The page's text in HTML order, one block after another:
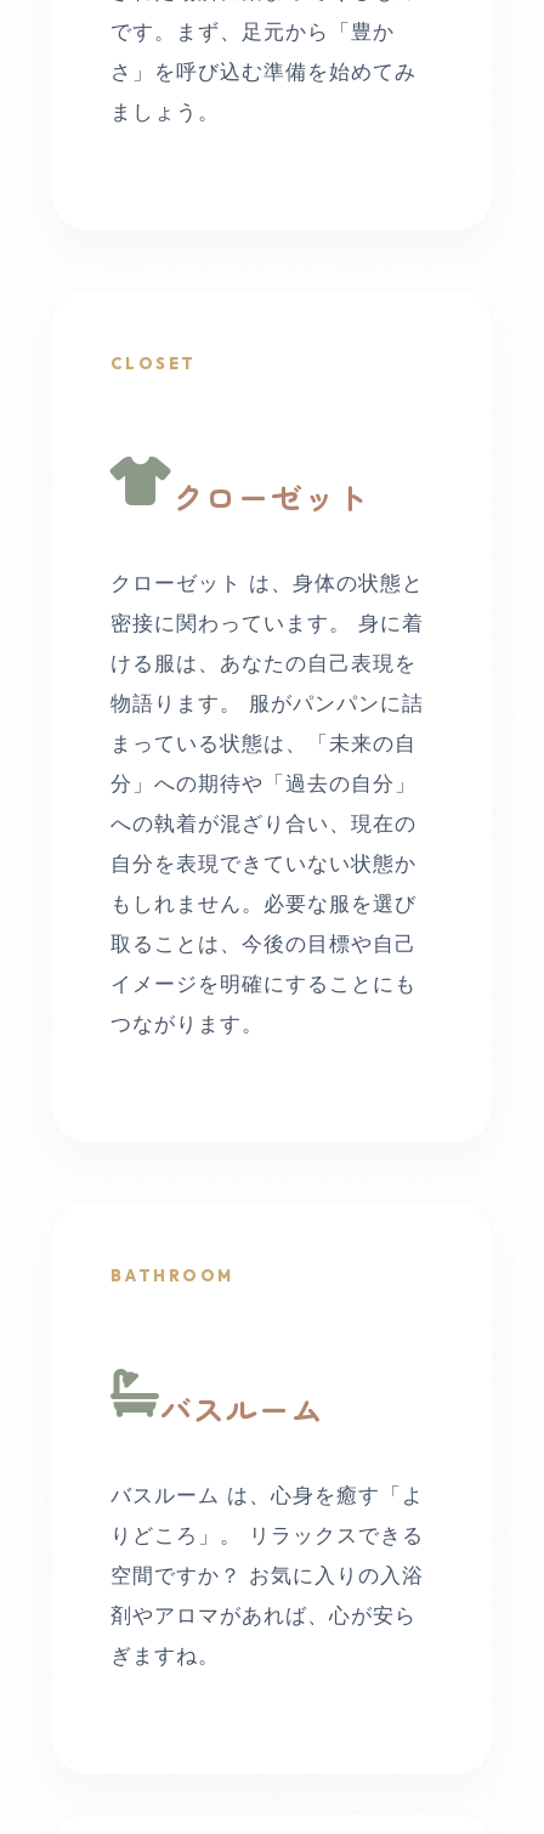
です。まず、足元から「豊か
さ」を呼び込む準備を始めてみ
ましょう。
CLOSET
クローゼット
クローゼット は、身体の状態と
密接に関わっています。 身に着
ける服は、あなたの自己表現を
物語ります。 服がパンパンに詰
まっている状態は、「未来の自
分」への期待や「過去の自分」
への執着が混ざり合い、現在の
自分を表現できていない状態か
もしれません。必要な服を選び
取ることは、今後の目標や自己
イメージを明確にすることにも
つながります。
BATHROOM
バスルーム
バスルーム は、心身を癒す「よ
りどころ」。 リラックスできる
空間ですか？ お気に入りの入浴
剤やアロマがあれば、心が安ら
ぎますね。